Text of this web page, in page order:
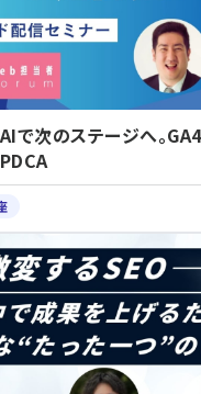
で次のステージへ。